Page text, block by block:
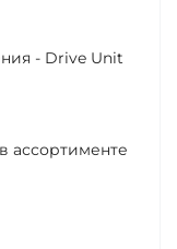
- Drive Unit
ассортименте